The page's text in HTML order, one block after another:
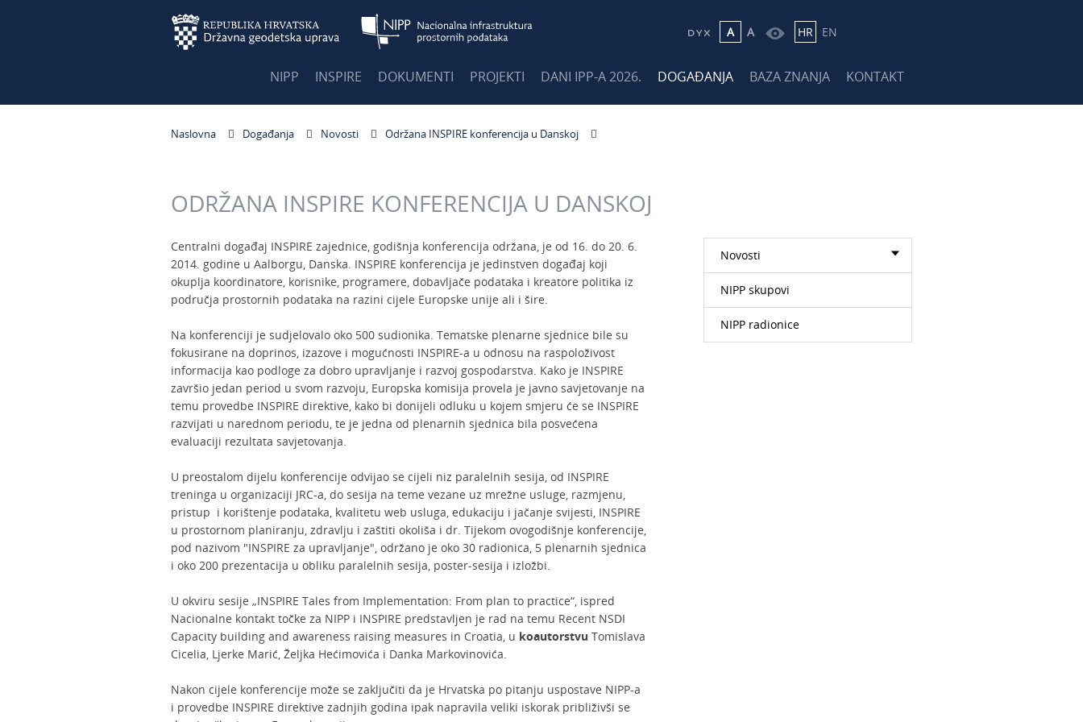
A A HR EN
NIPP INSPIRE DOKUMENTI PROJEKTI DANI IPP-A 2026. DOGAĐANJA BAZA ZNANJA KONTAKT
Naslovna Događanja Novosti Održana INSPIRE konferencija u Danskoj
ODRŽANA INSPIRE KONFERENCIJA U DANSKOJ
Centralni događaj INSPIRE zajednice, godišnja konferencija održana, je od 16. do 20. 6.
2014. godine u Aalborgu, Danska. INSPIRE konferencija je jedinstven događaj koji
okuplja koordinatore, korisnike, programere, dobavljače podataka i kreatore politika iz
područja prostornih podataka na razini cijele Europske unije ali i šire.
Na konferenciji je sudjelovalo oko 500 sudionika. Tematske plenarne sjednice bile su
fokusirane na doprinos, izazove i mogućnosti INSPIRE-a u odnosu na raspoloživost
informacija kao podloge za dobro upravljanje i razvoj gospodarstva. Kako je INSPIRE
završio jedan period u svom razvoju, Europska komisija provela je javno savjetovanje na
temu provedbe INSPIRE direktive, kako bi donijeli odluku u kojem smjeru će se INSPIRE
razvijati u narednom periodu, te je jedna od plenarnih sjednica bila posvećena
evaluaciji rezultata savjetovanja.
U preostalom dijelu konferencije odvijao se cijeli niz paralelnih sesija, od INSPIRE
treninga u organizaciji JRC-a, do sesija na teme vezane uz mrežne usluge, razmjenu,
pristup i korištenje podataka, kvalitetu web usluga, edukaciju i jačanje svijesti, INSPIRE
u prostornom planiranju, zdravlju i zaštiti okoliša i dr. Tijekom ovogodišnje konferencije,
pod nazivom "INSPIRE za upravljanje", održano je oko 30 radionica, 5 plenarnih sjednica
i oko 200 prezentacija u obliku paralelnih sesija, poster-sesija i izložbi.
U okviru sesije „INSPIRE Tales from Implementation: From plan to practice“, ispred
Nacionalne kontakt točke za NIPP i INSPIRE predstavljen je rad na temu Recent NSDI
Capacity building and awareness raising measures in Croatia, u koautorstvu Tomislava
Cicelia, Ljerke Marić, Željka Hećimovića i Danka Markovinovića.
Nakon cijele konferencije može se zaključiti da je Hrvatska po pitanju uspostave NIPP-a
i provedbe INSPIRE direktive zadnjih godina ipak napravila veliki iskorak približivši se
Novosti
NIPP skupovi
NIPP radionice